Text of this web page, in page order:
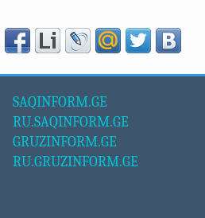
SAQINFORM.GE
RU.SAQINFORM.GE
GRUZINFORM.GE
RU.GRUZINFORM.GE